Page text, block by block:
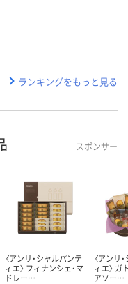
ランキングをもっと見る
スポンサー
〈アンリ・シャルパンテ
ィエ〉 フィナンシェ・マ
ドレー…
〈アンリ
ィエ〉 ガ
アソー…